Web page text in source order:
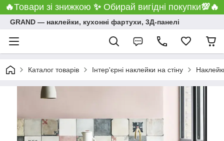
🔥Товари зі знижкою ✨ Обирай вигідні покупки💯🔥
GRAND ― наклейки, кухонні фартухи, 3Д-панелі
Каталог товарів Інтер'єрні наклейки на стіну